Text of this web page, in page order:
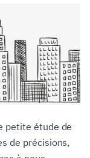
petite étude de
de précisions,